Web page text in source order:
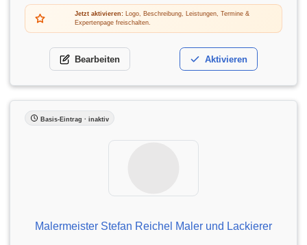
Jetzt aktivieren:Logo, Beschreibung, Leistungen, Termine &
Expertenpage freischalten.
Bearbeiten Aktivieren
Basis-Eintrag · inaktiv
Malermeister Stefan Reichel Maler und Lackierer